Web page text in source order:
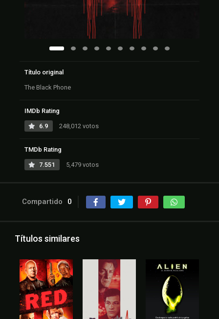
Título original
The Black Phone
IMDb Rating
6.9 248,012 votos
TMDb Rating
7.551 5,479 votos
Compartido 0
Títulos similares